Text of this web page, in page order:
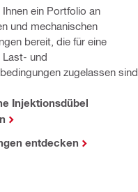
ein Portfolio an
und mechanischen
bereit, die für eine
Last- und
zugelassen sind.
Injektionsdübel
entdecken